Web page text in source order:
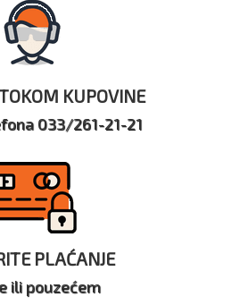
KUPOVINE
033/261-21-21
PLAĆANJE
ili pouzećem